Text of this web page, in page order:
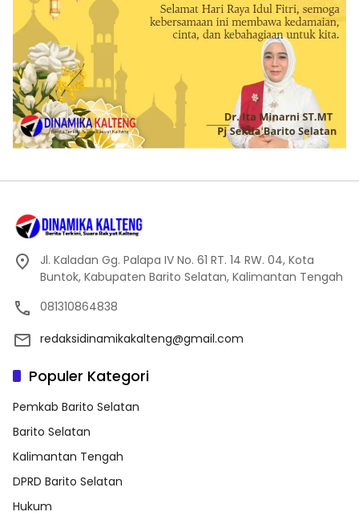
Jl. Kaladan Gg. Palapa IV No. 61 RT. 14 RW. 04, Kota
Buntok, Kabupaten Barito Selatan, Kalimantan Tengah
081310864838
redaksidinamikakalteng@gmail.com
Populer Kategori
Pemkab Barito Selatan
Barito Selatan
Kalimantan Tengah
DPRD Barito Selatan
Hukum